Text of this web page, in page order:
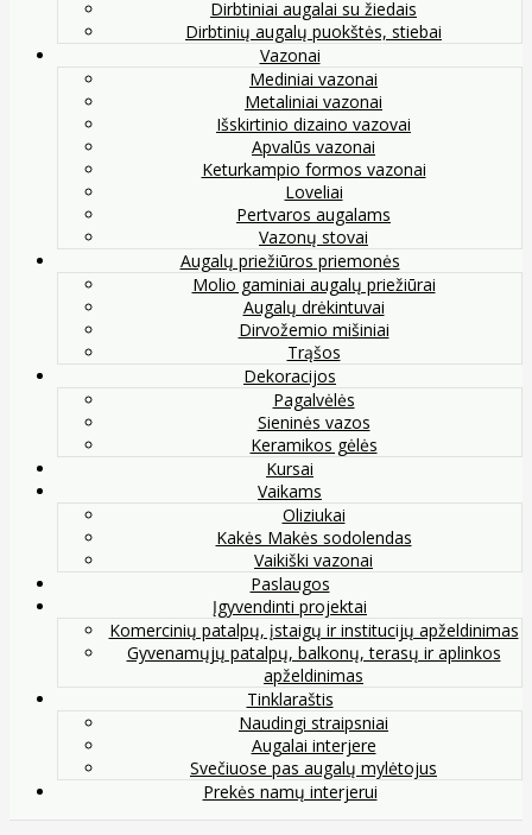
Dirbtiniai augalai su žiedais
Dirbtinių augalų puokštės, stiebai
Vazonai
Mediniai vazonai
Metaliniai vazonai
Išskirtinio dizaino vazovai
Apvalūs vazonai
Keturkampio formos vazonai
Loveliai
Pertvaros augalams
Vazonų stovai
Augalų priežiūros priemonės
Molio gaminiai augalų priežiūrai
Augalų drėkintuvai
Dirvožemio mišiniai
Trąšos
Dekoracijos
Pagalvėlės
Sieninės vazos
Keramikos gėlės
Kursai
Vaikams
Oliziukai
Kakės Makės sodolendas
Vaikiški vazonai
Paslaugos
Įgyvendinti projektai
Komercinių patalpų, įstaigų ir institucijų apželdinimas
Gyvenamųjų patalpų, balkonų, terasų ir aplinkos
apželdinimas
Tinklaraštis
Naudingi straipsniai
Augalai interjere
Svečiuose pas augalų mylėtojus
Prekės namų interjerui